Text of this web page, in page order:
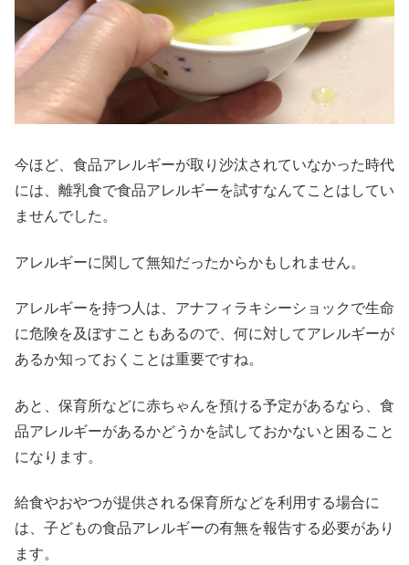
今ほど、食品アレルギーが取り沙汰されていなかった時代
には、離乳食で食品アレルギーを試すなんてことはしてい
ませんでした。
アレルギーに関して無知だったからかもしれません。
アレルギーを持つ人は、アナフィラキシーショックで生命
に危険を及ぼすこともあるので、何に対してアレルギーが
あるか知っておくことは重要ですね。
あと、保育所などに赤ちゃんを預ける予定があるなら、食
品アレルギーがあるかどうかを試しておかないと困ること
になります。
給食やおやつが提供される保育所などを利用する場合に
は、子どもの食品アレルギーの有無を報告する必要があり
ます。